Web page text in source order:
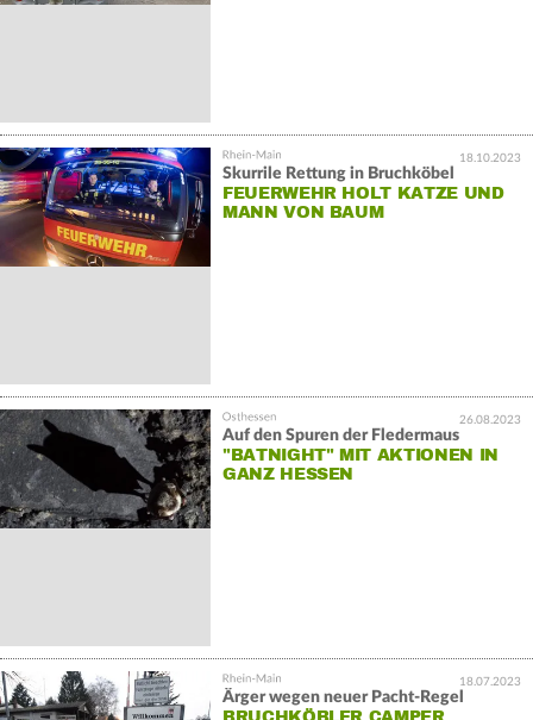
18.10.2023
Skurrile Rettung in Bruchköbel
FEUERWEHR HOLT KATZE UND
MANN VON BAUM
26.08.2023
Auf den Spuren der Fledermaus
"BATNIGHT" MIT AKTIONEN IN
GANZ HESSEN
18.07.2023
Ärger wegen neuer Pacht-Regel